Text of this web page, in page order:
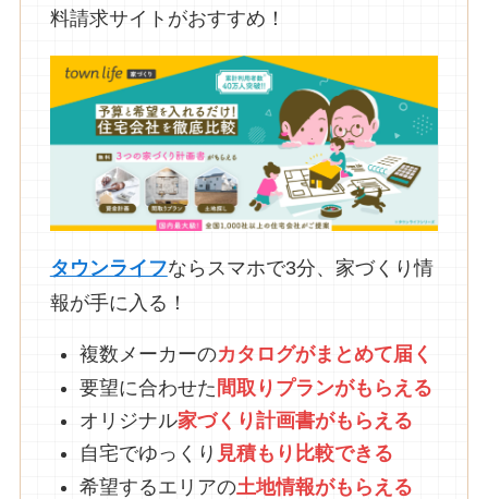
料請求サイトがおすすめ！
タウンライフならスマホで3分、家づくり情
報が手に入る！
複数メーカーのカタログがまとめて届 く
要望に合わせた 間取りプランがもらえる
オリジナル家づくり計画書がもらえる
自宅でゆっくり 見積もり比較できる
希望するエリアの土地情報がもらえる